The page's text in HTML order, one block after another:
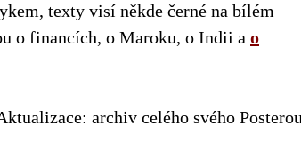
texty visí někde černé na bílém
o financích, o Maroku, o Indii a o
archiv celého svého